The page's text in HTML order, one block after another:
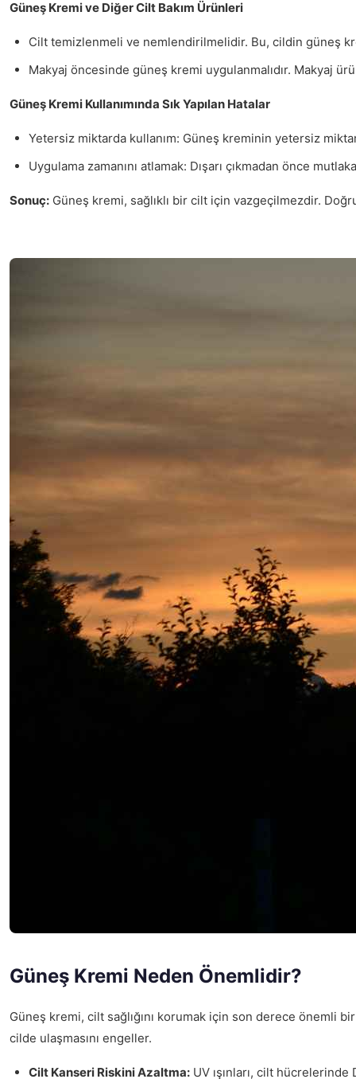
Güneş Kremi ve Diğer Cilt Bakım Ürünleri
Cilt temizlenmeli ve nemlendirilmelidir. Bu, cildin güneş
Makyaj öncesinde güneş kremi uygulanmalıdır. Makyaj
Güneş Kremi Kullanımında Sık Yapılan Hatalar
Yetersiz miktarda kullanım: Güneş kreminin yetersiz
Uygulama zamanını atlamak: Dışarı çıkmadan önce
Sonuç: Güneş kremi, sağlıklı bir cilt için vazgeçilmezdir.
Güneş Kremi Neden Önemlidir?
Güneş kremi, cilt sağlığını korumak için son derece önemli
cilde ulaşmasını engeller.
Cilt Kanseri Riskini Azaltma: UV ışınları, cilt